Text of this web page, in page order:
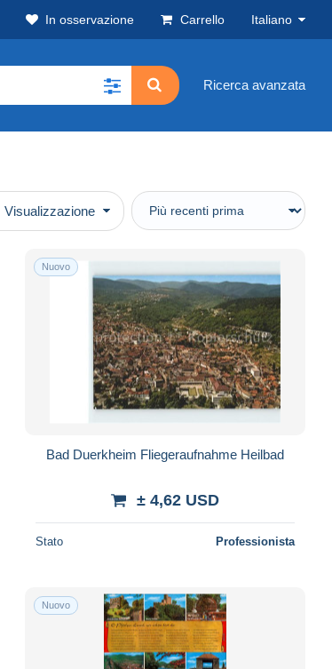
In osservazione Carrello Italiano
Ricerca avanzata
Visualizzazione
Nuovo
Bad Duerkheim Fliegeraufnahme Heilbad
± 4,62 USD
Stato Professionista
Nuovo